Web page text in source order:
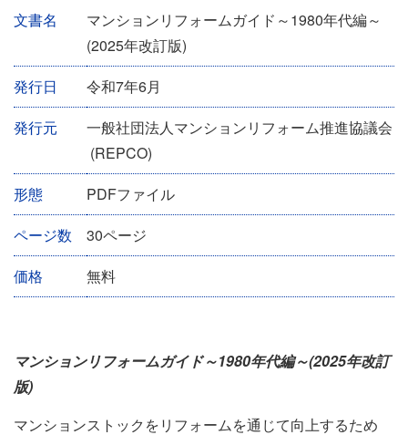
イ
ン
ト
情
報
文書名
マンションリフォームガイド～1980年代編～
(2025年改訂版)
発行日
令和7年6月
発行元
一般社団法人マンションリフォーム推進協議会
(REPCO)
形態
PDFファイル
ページ数
30ページ
価格
無料
マンションリフォームガイド～1980年代編～(2025年改訂
版)
マンションストックをリフォームを通じて向上するため